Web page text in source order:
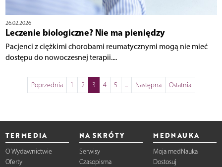
26.02.2026
Leczenie biologiczne? Nie ma pieniędzy
Pacjenci z ciężkimi chorobami reumatycznymi mogą nie mieć
dostępu do nowoczesnej terapii....
Poprzednia 1 2 3 4 5 ... Następna Ostatnia
TERMEDIA
O Wydawnictwie
Oferty
NA SKRÓTY
Serwisy
Czasopisma
MEDNAUKA
Moja medNauka
Dostosuj